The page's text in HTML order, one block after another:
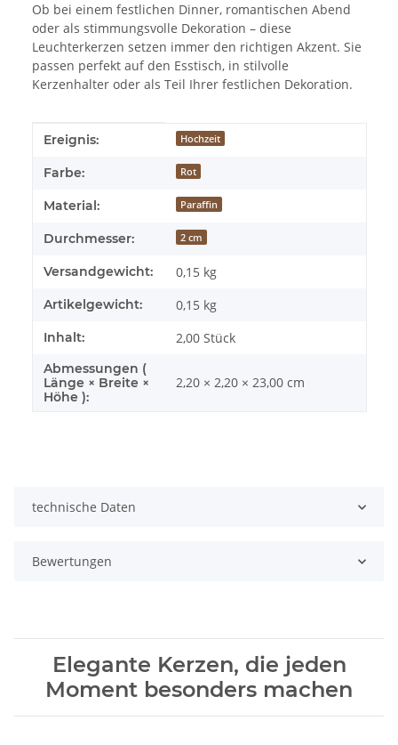
Ob bei einem festlichen Dinner, romantischen Abend
oder als stimmungsvolle Dekoration – diese
Leuchterkerzen setzen immer den richtigen Akzent. Sie
passen perfekt auf den Esstisch, in stilvolle
Kerzenhalter oder als Teil Ihrer festlichen Dekoration.
Produkteigenschaft
Wert
Ereignis: Hochzeit
Farbe: Rot
Material: Paraffin
Durchmesser: 2 cm
Versandgewicht: 0,15 kg
Artikelgewicht: 0,15 kg
Inhalt: 2,00 Stück
Abmessungen (
Länge × Breite ×
Höhe ):
2,20 × 2,20 × 23,00 cm
technische Daten
Bewertungen
Elegante Kerzen, die jeden
Moment besonders machen